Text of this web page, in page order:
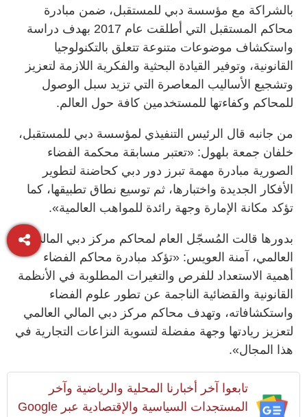
بالشراكة مع مؤسسة دبي للمستقبل، ضمن مبادرة
محاكم المستقبل التي أطلقت عام 2017 بهدف دراسة
واستكشاف موضوعات متنوعة تتعلق بالتكنولوجيا
القانونية، وتوفير القيادة البحثية والفكرية اللازمة لتعزيز
وتشجيع الأساليب المعاصرة التي تزيد سبل الوصول
للمحاكم وكفاءتها للمستخدمين كافة حول العالم.
من جانبه قال الرئيس التنفيذي لمؤسسة دبي للمستقبل،
خلفان جمعة بلهول: «تعتبر مسابقة محكمة الفضاء
الصورية مبادرة مهمة تبرز دور دبي كحاضنة لتطوير
الأفكار الجديدة واختبارها، ثم توسيع نطاق تطبيقها، كما
تؤكد مكانة الإمارة وجهة رائدة للمواهب العالمية».
بدورها قالت المُسجّل العام لمحاكم مركز دبي المالي
العالمي، آمنة العويس: «تؤكد مبادرة محاكم الفضاء
أهمية الاستعداد للفرص والتغيرات المطلوبة في الأنظمة
القانونية والقضائية الناجمة عن تطور علوم الفضاء
واستكشافاته، وتهدف محاكم مركز دبي المالي العالمي
لتعزيز ريادتها وجهة مفضلة لتسوية النزاعات التجارية في
هذا المجال».
تابعوا آخر أخبارنا المحلية والرياضية وآخر
المستجدات السياسية والإقتصادية عبر Google